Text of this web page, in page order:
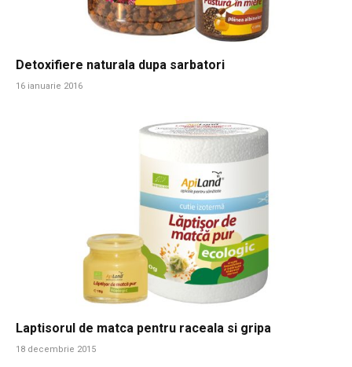
Detoxifiere naturala dupa sarbatori
16 ianuarie 2016
Laptisorul de matca pentru raceala si gripa
18 decembrie 2015